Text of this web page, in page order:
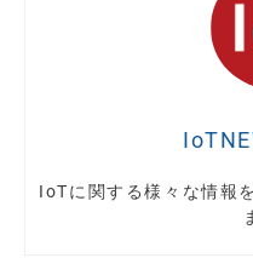
IoTに関する様々な情報